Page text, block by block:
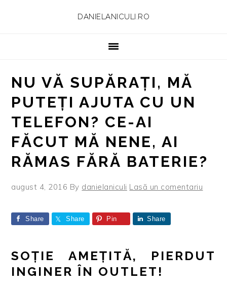
DANIELANICULI.RO
NU VĂ SUPĂRAȚI, MĂ
PUTEȚI AJUTA CU UN
TELEFON? CE-AI
FĂCUT MĂ NENE, AI
RĂMAS FĂRĂ BATERIE?
august 4, 2016 By danielaniculi Lasă un comentariu
Share Share Pin Share
SOȚIE AMEȚITĂ, PIERDUT
INGINER ÎN OUTLET!